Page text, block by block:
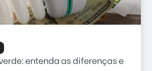
entenda as diferenças e